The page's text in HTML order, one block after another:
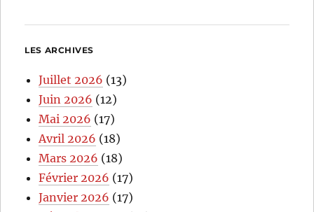
LES ARCHIVES
Juillet 2026 (13)
Juin 2026 (12)
Mai 2026 (17)
Avril 2026 (18)
Mars 2026 (18)
Février 2026 (17)
Janvier 2026 (17)